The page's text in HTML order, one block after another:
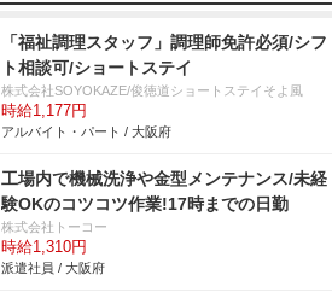
「福祉調理スタッフ」調理師免許必須/シフ
ト相談可/ショートステイ
株式会社SOYOKAZE/俊徳道ショートステイそよ風
時給1,177円
アルバイト・パート / 大阪府
工場内で機械洗浄や金型メンテナンス/未経
験OKのコツコツ作業!17時までの日勤
株式会社トーコー
時給1,310円
派遣社員 / 大阪府